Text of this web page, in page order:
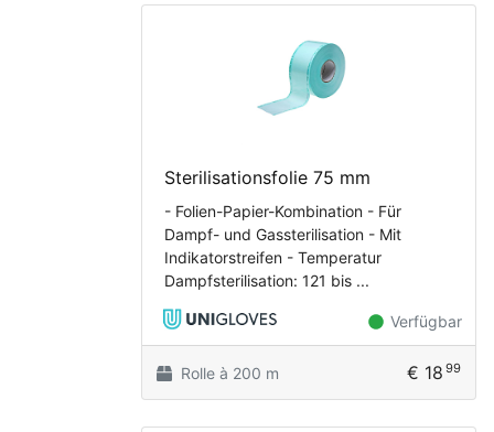
Sterilisationsfolie 75 mm
- Folien-Papier-Kombination - Für
Dampf- und Gassterilisation - Mit
Indikatorstreifen - Temperatur
Dampfsterilisation: 121 bis ...
Verfügbar
Rolle à 200 m € 18 99